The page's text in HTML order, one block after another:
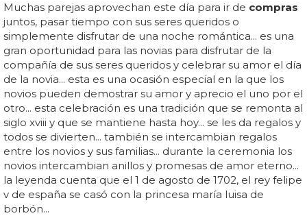
Muchas parejas aprovechan este día para ir de compras
juntos, pasar tiempo con sus seres queridos o
simplemente disfrutar de una noche romántica... es una
gran oportunidad para las novias para disfrutar de la
compañía de sus seres queridos y celebrar su amor el día
de la novia... esta es una ocasión especial en la que los
novios pueden demostrar su amor y aprecio el uno por el
otro... esta celebración es una tradición que se remonta al
siglo xviii y que se mantiene hasta hoy... se les da regalos y
todos se divierten... también se intercambian regalos
entre los novios y sus familias... durante la ceremonia los
novios intercambian anillos y promesas de amor eterno...
la leyenda cuenta que el 1 de agosto de 1702, el rey felipe
v de españa se casó con la princesa maría luisa de
borbón...